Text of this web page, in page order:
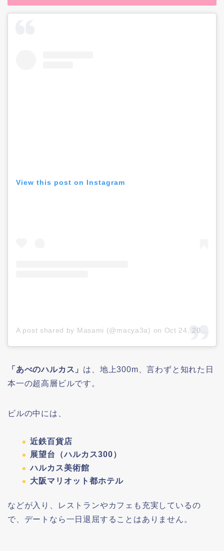
View this post on Instagram
A post shared by Masami (@macya3a) on Oct 24, 2021 at 5:15am PDT
「あべのハルカス」 は、地上300m、言わずと知れた日
本一の超高層ビルです。
ビルの中には、
近鉄百貨店
展望台（ハルカス300）
ハルカス美術館
大阪マリオット都ホテル
などが入り、レストランやカフェも充実しているの
で、デートなら一日退屈することはありません。